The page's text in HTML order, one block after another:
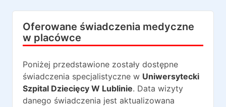
Oferowane świadczenia medyczne
w placówce
Poniżej przedstawione zostały dostępne
świadczenia specjalistyczne w Uniwersytecki
Szpital Dziecięcy W Lublinie. Data wizyty
danego świadczenia jest aktualizowana